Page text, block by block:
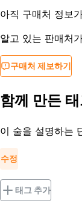
아직 구매처 정보
알고 있는 판매처
구매처 제보하기
함께 만든
이 술을 설명하는
수정
태그 추가